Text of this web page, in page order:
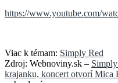
https://www.youtube.com/
Viac k témam: Simply Red
Zdroj: Webnoviny.sk –
krajanku, koncert otvorí Mica